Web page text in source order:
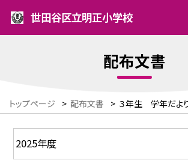
世田谷区立明正小学校
配布文書
トップページ > 配布文書 > ３年生 学年だよ